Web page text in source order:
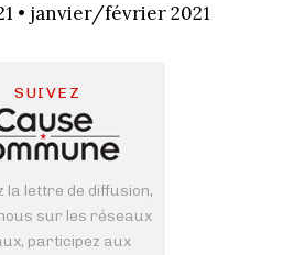
• janvier/février 2021
SUIVEZ
la lettre de diffusion,
sur les réseaux
participez aux